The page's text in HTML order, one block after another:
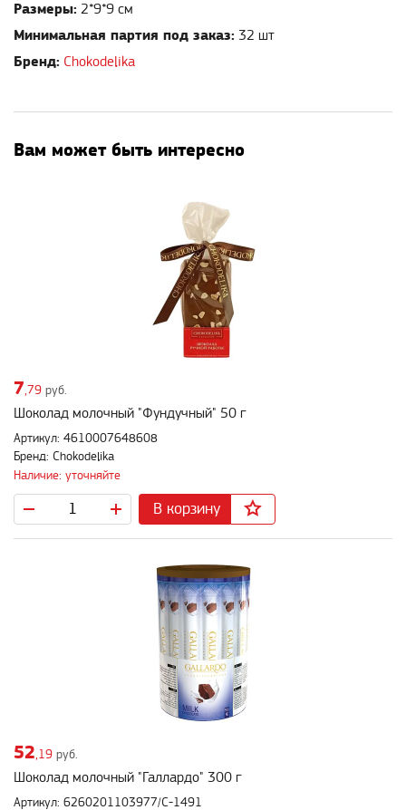
Размеры: 2*9*9 см
Минимальная партия под заказ: 32 шт
Бренд: Chokodelika
Вам может быть интересно
7,79 руб.
Шоколад молочный "Фундучный" 50 г
Артикул: 4610007648608
Бренд: Chokodelika
Наличие: уточняйте
В корзину
52 ,19 руб.
Шоколад молочный "Галлардо" 300 г
Артикул: 6260201103977/С-1491